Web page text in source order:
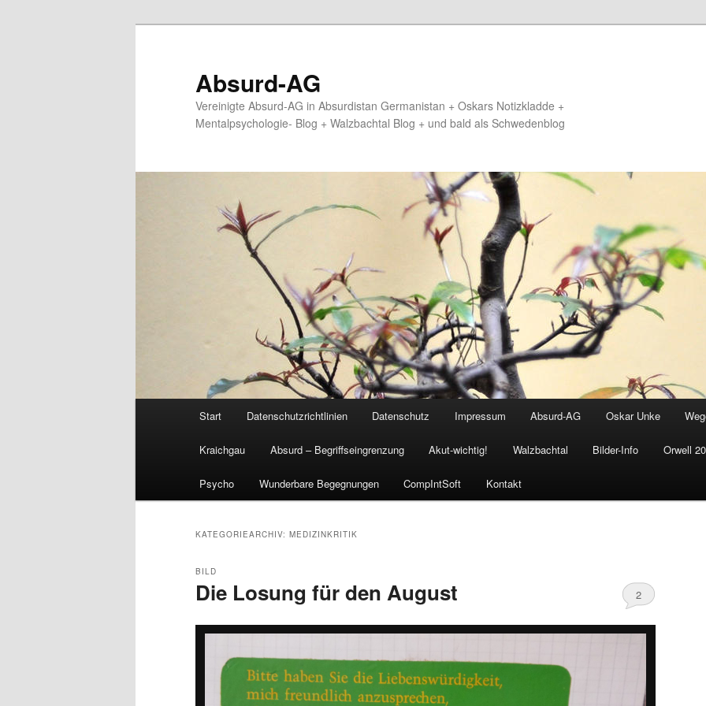
Absurd-AG
Vereinigte Absurd-AG in Absurdistan Germanistan + Oskars Notizkladde +
Mentalpsychologie- Blog + Walzbachtal Blog + und bald als Schwedenblog
Start Datenschutzrichtlinien Datenschutz Impressum Absurd-AG Oskar Unke
Kraichgau Absurd – Begriffseingrenzung Akut-wichtig! Walzbachtal Bilder-Info Orwell
Psycho Wunderbare Begegnungen CompIntSoft Kontakt
KATEGORIEARCHIV: MEDIZINKRITIK
Die Losung für den August
BILD
2